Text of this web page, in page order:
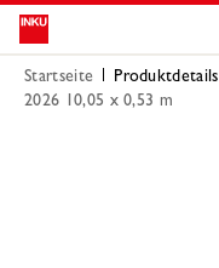
Startseite Produktdetails
2026 10,05 x 0,53 m